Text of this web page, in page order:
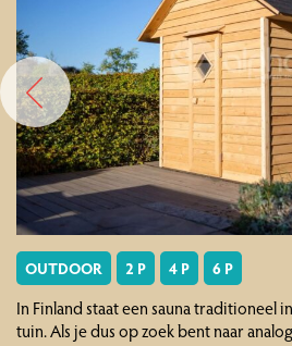
OUTDOOR 2 P 4 P 6 P
In Finland staat een sauna traditioneel
tuin. Als je dus op zoek bent naar